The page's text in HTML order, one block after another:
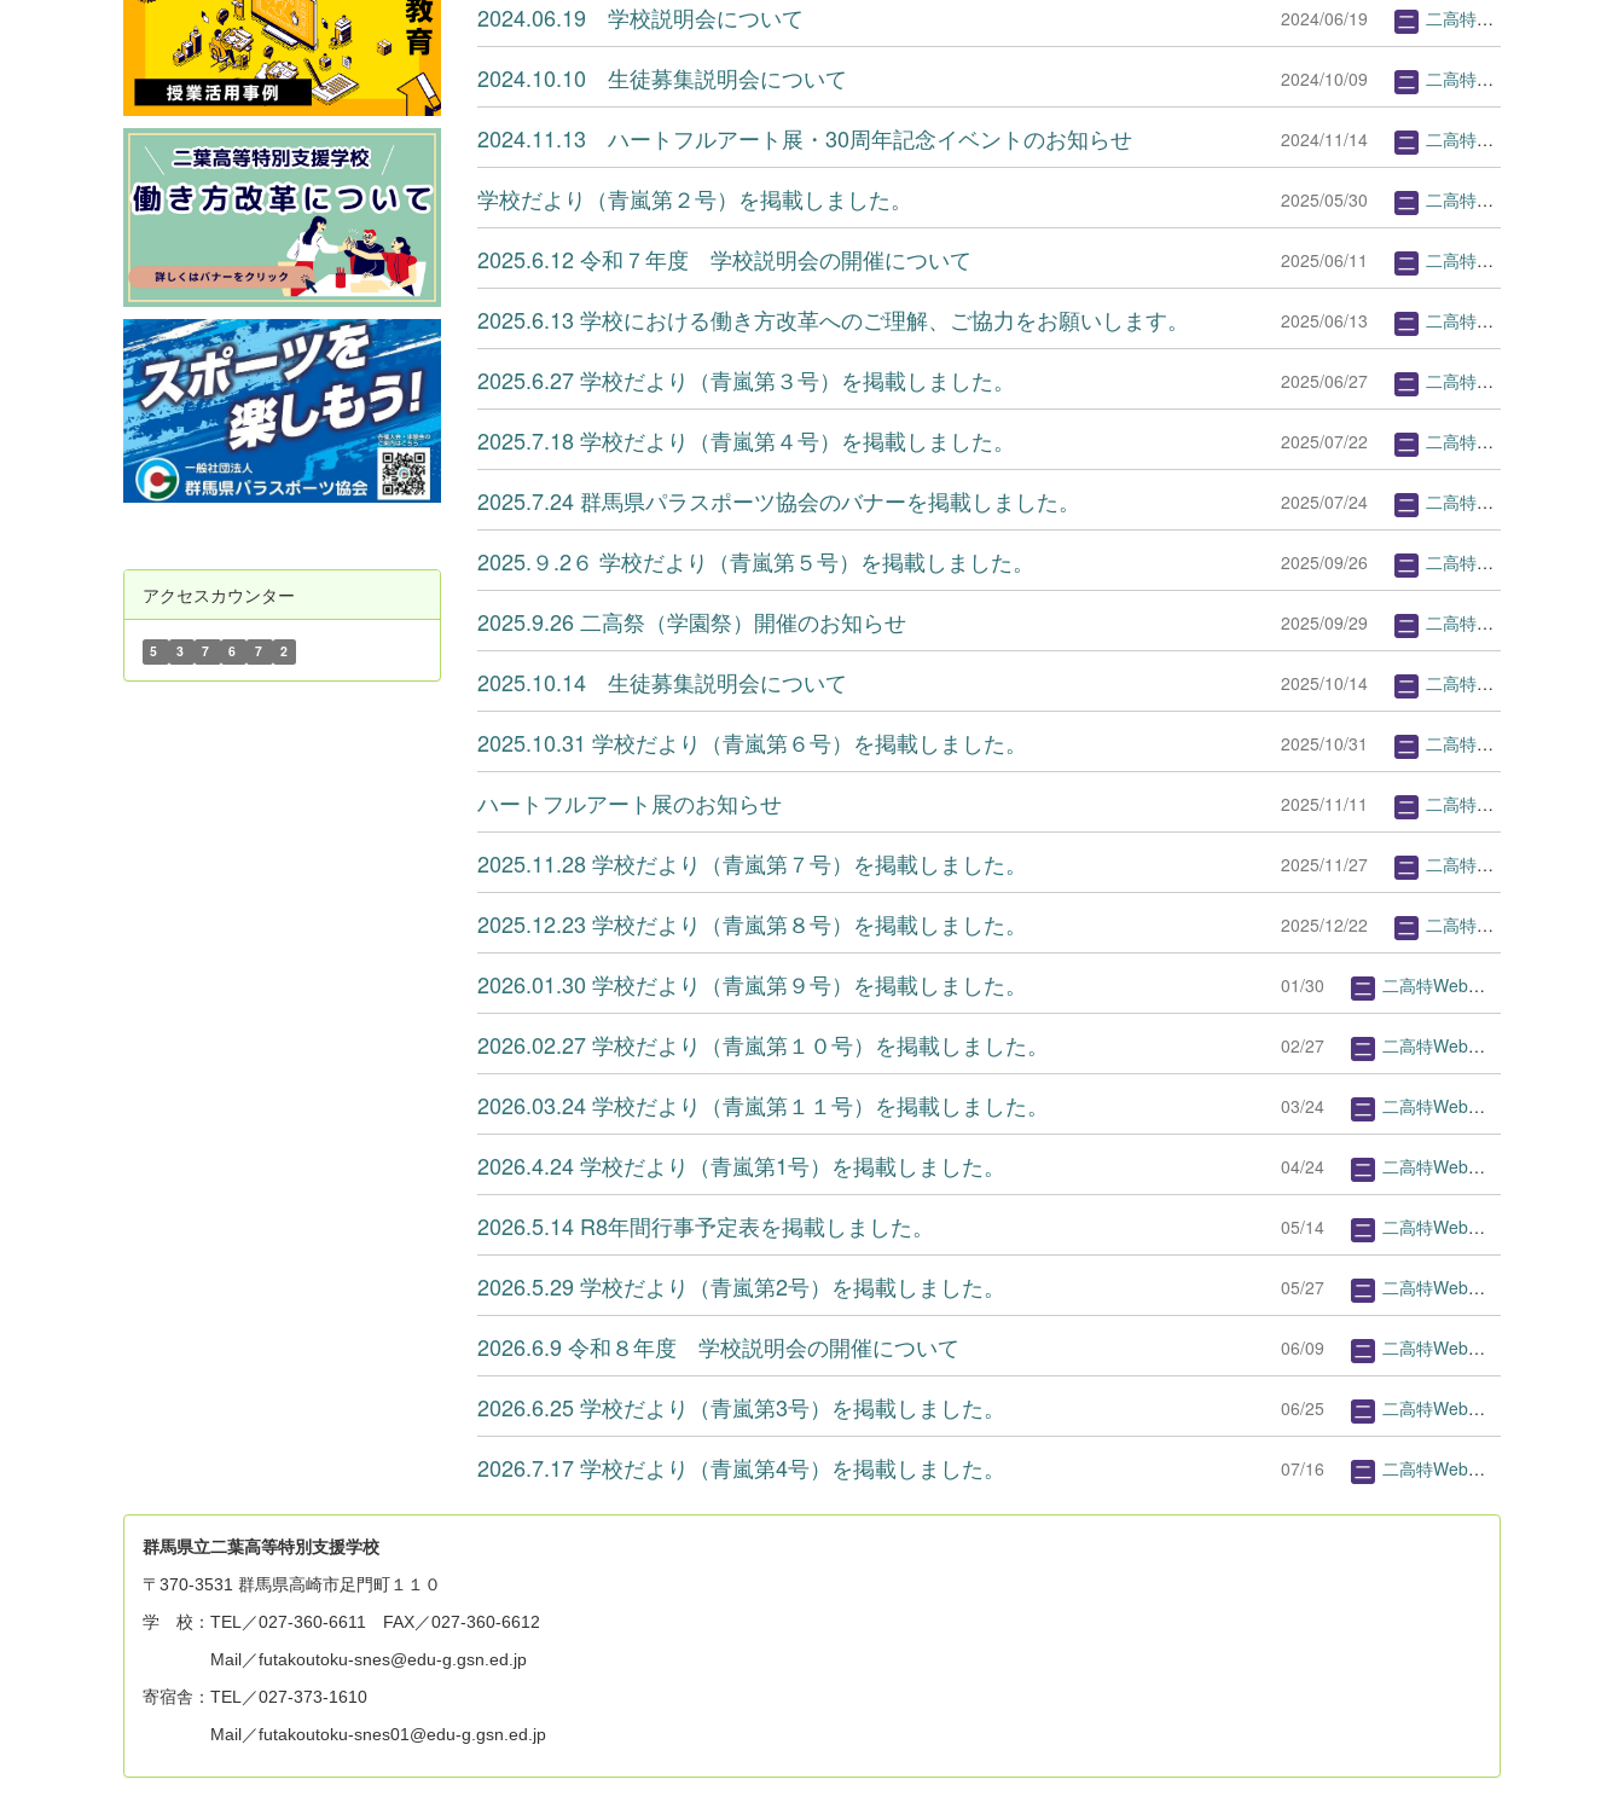
2024.06.19 学校説明会について 2024/06/19 二高特Webページ管理者
2024.10.10 生徒募集説明会について 2024/10/09 二高特Webページ管理者
2024.11.13 ハートフルアート展・30周年記念イベントのお知らせ 2024/11/14 二高特Webページ管理者
学校だより（青嵐第２号）を掲載しました。 2025/05/30 二高特Webページ管理者
2025.6.12 令和７年度 学校説明会の開催について 2025/06/11 二高特Webページ管理者
2025.6.13 学校における働き方改革へのご理解、ご協力をお願いします。 2025/06/13 二高特Webページ管理者
2025.6.27 学校だより（青嵐第３号）を掲載しました。 2025/06/27 二高特Webページ管理者
2025.7.18 学校だより（青嵐第４号）を掲載しました。 2025/07/22 二高特Webページ管理者
2025.7.24 群馬県パラスポーツ協会のバナーを掲載しました。 2025/07/24 二高特Webページ管理者
2025.９.2６ 学校だより（青嵐第５号）を掲載しました。 2025/09/26 二高特Webページ管理者
2025.9.26 二高祭（学園祭）開催のお知らせ 2025/09/29 二高特Webページ管理者
2025.10.14 生徒募集説明会について 2025/10/14 二高特Webページ管理者
2025.10.31 学校だより（青嵐第６号）を掲載しました。 2025/10/31 二高特Webページ管理者
ハートフルアート展のお知らせ 2025/11/11 二高特Webページ管理者
2025.11.28 学校だより（青嵐第７号）を掲載しました。 2025/11/27 二高特Webページ管理者
2025.12.23 学校だより（青嵐第８号）を掲載しました。 2025/12/22 二高特Webページ管理者
2026.01.30 学校だより（青嵐第９号）を掲載しました。 01/30 二高特Webページ管理者
2026.02.27 学校だより（青嵐第１０号）を掲載しました。 02/27 二高特Webページ管理者
2026.03.24 学校だより（青嵐第１１号）を掲載しました。 03/24 二高特Webページ管理者
2026.4.24 学校だより（青嵐第1号）を掲載しました。 04/24 二高特Webページ管理者
2026.5.14 R8年間行事予定表を掲載しました。 05/14 二高特Webページ管理者
2026.5.29 学校だより（青嵐第2号）を掲載しました。 05/27 二高特Webページ管理者
2026.6.9 令和８年度 学校説明会の開催について 06/09 二高特Webページ管理者
2026.6.25 学校だより（青嵐第3号）を掲載しました。 06/25 二高特Webページ管理者
2026.7.17 学校だより（青嵐第4号）を掲載しました。 07/16 二高特Webページ管理者
アクセスカウンター
5 3 7 6 7 2
群馬県立二葉高等特別支援学校
〒370-3531 群馬県高崎市足門町１１０
学 校：TEL／027-360-6611 FAX／027-360-6612
Mail／futakoutoku-snes@edu-g.gsn.ed.jp
寄宿舎：TEL／027-373-1610
Mail／futakoutoku-snes01@edu-g.gsn.ed.jp